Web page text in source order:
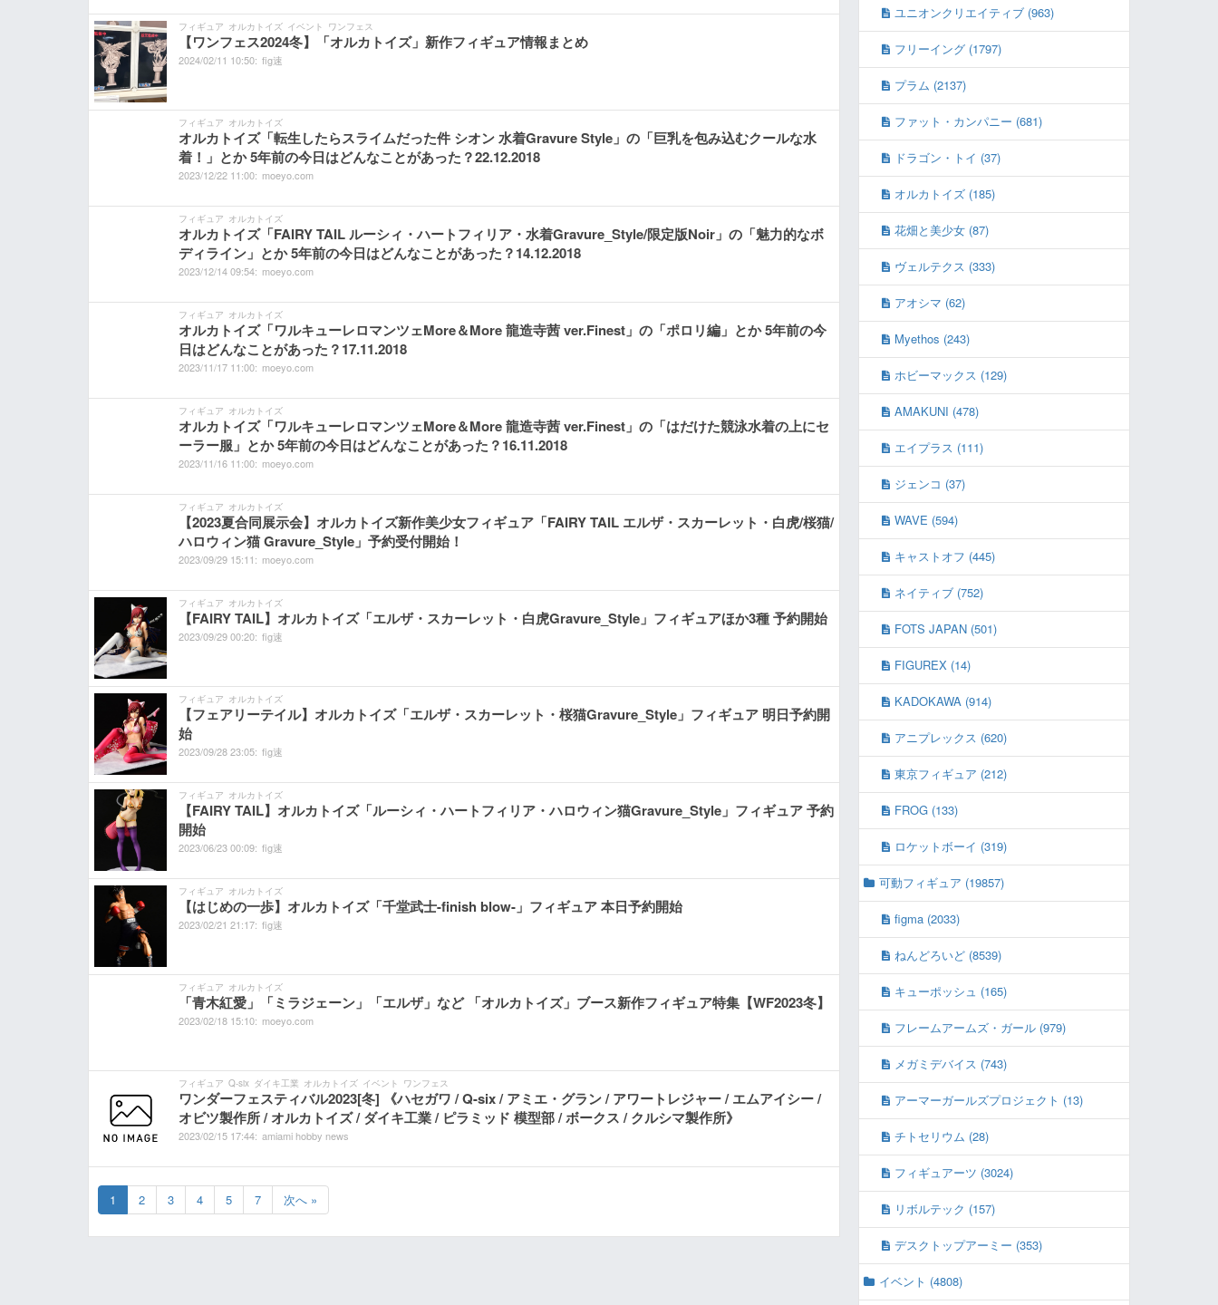
フィギュア オルカトイズ イベント ワンフェス
【ワンフェス2024冬】「オルカトイズ」新作フィギュア情報まとめ
2024/02/11 10:50: fig速
フィギュア オルカトイズ
オルカトイズ「転生したらスライムだった件 シオン 水着Gravure Style」の「巨乳を包み込むクールな水
着！」とか 5年前の今日はどんなことがあった？22.12.2018
2023/12/22 11:00: moeyo.com
フィギュア オルカトイズ
オルカトイズ「FAIRY TAIL ルーシィ・ハートフィリア・水着Gravure_Style/限定版Noir」の「魅力的なボ
ディライン」とか 5年前の今日はどんなことがあった？14.12.2018
2023/12/1409:54: moeyo.com
フィギュア オルカトイズ
オルカトイズ「ワルキューレロマンツェMore＆More 龍造寺茜 ver.Finest」の「ポロリ編」とか 5年前の今
日はどんなことがあった？17.11.2018
2023/11/17 11:00: moeyo.com
フィギュア オルカトイズ
オルカトイズ「ワルキューレロマンツェMore＆More 龍造寺茜 ver.Finest」の「はだけた競泳水着の上にセ
ーラー服」とか 5年前の今日はどんなことがあった？16.11.2018
2023/11/16 11:00: moeyo.com
フィギュア オルカトイズ
【2023夏合同展示会】オルカトイズ新作美少女フィギュア「FAIRY TAIL エルザ・スカーレット・白虎/桜猫/
ハロウィン猫 Gravure_Style」予約受付開始！
2023/09/29 15:11: moeyo.com
フィギュア オルカトイズ
【FAIRY TAIL】オルカトイズ「エルザ・スカーレット・白虎Gravure_Style」フィギュアほか3種 予約開始
2023/09/2900:20: fig速
フィギュア オルカトイズ
【フェアリーテイル】オルカトイズ「エルザ・スカーレット・桜猫Gravure_Style」フィギュア 明日予約開
始
2023/09/2823:05: fig速
フィギュア オルカトイズ
【FAIRY TAIL】オルカトイズ「ルーシィ・ハートフィリア・ハロウィン猫Gravure_Style」フィギュア 予約
開始
2023/06/2300:09: fig速
フィギュア オルカトイズ
【はじめの一歩】オルカトイズ「千堂武士-finish blow-」フィギュア 本日予約開始
2023/02/21 21:17: fig速
フィギュア オルカトイズ
「青木紅愛」「ミラジェーン」「エルザ」など 「オルカトイズ」ブース新作フィギュア特集【WF2023冬】
2023/02/18 15:10: moeyo.com
フィギュア Q-six ダイキ工業 オルカトイズ イベント ワンフェス
ワンダーフェスティバル2023[冬] 《ハセガワ / Q-six / アミエ・グラン / アワートレジャー / エムアイシー /
オビツ製作所 / オルカトイズ / ダイキ工業 / ピラミッド 模型部 / ボークス / クルシマ製作所》
2023/02/15 17:44: amiami hobby news
1 2 3 4 5 7 次へ »
ユニオンクリエイティブ (963)
フリーイング (1797)
プラム (2137)
ファット・カンパニー (681)
ドラゴン・トイ (37)
オルカトイズ (185)
花畑と美少女 (87)
ヴェルテクス (333)
アオシマ (62)
Myethos (243)
ホビーマックス (129)
AMAKUNI (478)
エイプラス (111)
ジェンコ (37)
WAVE (594)
キャストオフ (445)
ネイティブ (752)
FOTS JAPAN (501)
FIGUREX (14)
KADOKAWA (914)
アニプレックス (620)
東京フィギュア (212)
FROG (133)
ロケットボーイ (319)
可動フィギュア (19857)
figma (2033)
ねんどろいど (8539)
キューポッシュ (165)
フレームアームズ・ガール (979)
メガミデバイス (743)
アーマーガールズプロジェクト (13)
チトセリウム (28)
フィギュアーツ (3024)
リボルテック (157)
デスクトップアーミー (353)
イベント (4808)